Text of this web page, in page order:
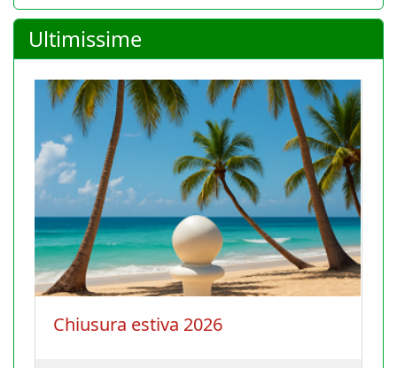
Ultimissime
La Conferenza degli